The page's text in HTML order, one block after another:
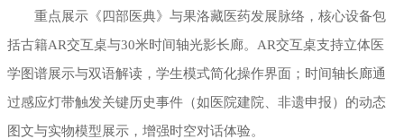
重点展示《四部医典》与果洛藏医药发展脉络，核心设备包
括古籍AR交互桌与30米时间轴光影长廊。AR交互桌支持立体医
学图谱展示与双语解读，学生模式简化操作界面；时间轴长廊通
过感应灯带触发关键历史事件（如医院建院、非遗申报）的动态
图文与实物模型展示，增强时空对话体验。